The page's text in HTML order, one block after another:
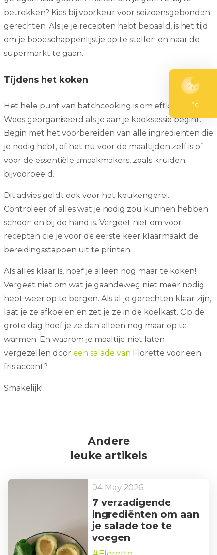
°c
betrekken? Kies bij voorkeur voor seizoensgebonden
gerechten! Als je je recepten hebt bepaald, is het tijd
om je boodschappenlijstje op te stellen en naar de
supermarkt te gaan.
Tijdens het koken
Het hele punt van batchcooking is om efficiënt te zijn.
Wees georganiseerd als je aan je kooksessie begint.
Begin met het voorbereiden van alle ingrediënten die
je nodig hebt, of het nu voor de maaltijden zelf is of
voor de essentiële smaakmakers, zoals kruiden
bijvoorbeeld.
Dit advies geldt ook voor het keukengerei.
Controleer of alles wat je nodig zou kunnen hebben
schoon en bij de hand is. Vergeet niet om voor
recepten die je voor de eerste keer klaarmaakt de
bereidingsstappen uit te printen.
Als alles klaar is, hoef je alleen nog maar te koken!
Vergeet niet om wat je gaandeweg niet meer nodig
hebt weer op te bergen. Als al je gerechten klaar zijn,
laat je ze afkoelen en zet je ze in de koelkast. Op de
grote dag hoef je ze dan alleen nog maar op te
warmen. En waarom je maaltijd niet laten
vergezellen door een salade van Florette voor een
fris accent?
Smakelijk!
Andere
leuke artikels
04 May 2026
7 verzadigende
ingrediënten om aan
je salade toe te
voegen